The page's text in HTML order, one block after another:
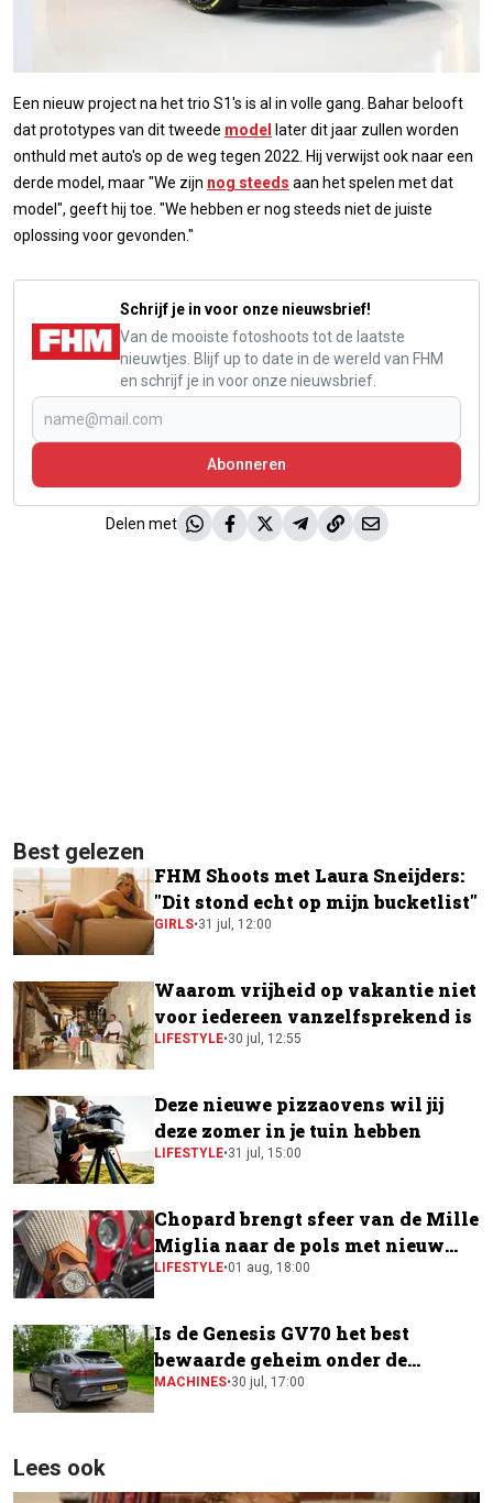
Een nieuw project na het trio S1's is al in volle gang. Bahar belooft
dat prototypes van dit tweede model
later dit jaar zullen worden
onthuld met auto's op de weg tegen 2022. Hij verwijst ook naar een
derde model, maar "We zijn nog steeds aan het spelen met dat
model", geeft hij toe. "We hebben er nog steeds niet de juiste
oplossing voor gevonden."
Schrijf je in voor onze nieuwsbrief!
Van de mooiste fotoshoots tot de laatste
nieuwtjes. Blijf up to date in de wereld van FHM
en schrijf je in voor onze nieuwsbrief.
Abonneren
Delen met
Best gelezen
FHM Shoots met Laura Sneijders:
"Dit stond echt op mijn bucketlist"
GIRLS•31 jul, 12:00
Waarom vrijheid op vakantie niet
voor iedereen vanzelfsprekend is
LIFESTYLE•30 jul, 12:55
Deze nieuwe pizzaovens wil jij
deze zomer in je tuin hebben
LIFESTYLE•31 jul, 15:00
Chopard brengt sfeer van de Mille
Miglia naar de pols met nieuw
horloge
LIFESTYLE•01 aug, 18:00
Is de Genesis GV70 het best
bewaarde geheim onder de
elektrische SUV's?
MACHINES•30 jul, 17:00
Lees ook